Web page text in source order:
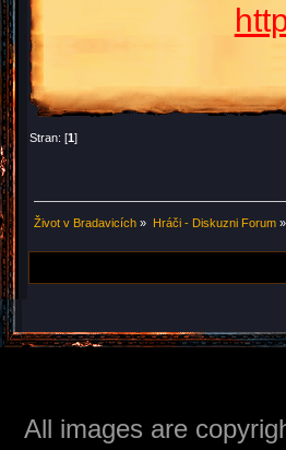
Stran: [1]
Život v Bradavicích » Hráči - Diskuzni Forum»
All images are